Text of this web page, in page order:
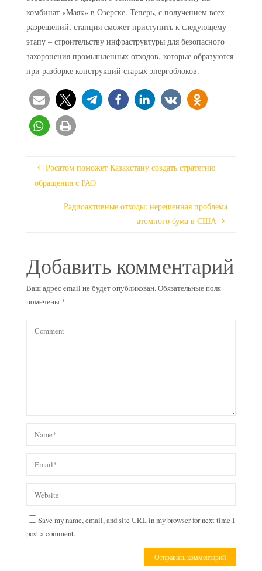
комбинат «Маяк» в Озерске. Теперь, с получением всех
разрешений, станция сможет приступить к следующему
этапу – строительству инфраструктуры для безопасного
захоронения промышленных отходов, которые образуются
при разборке конструкций старых энергоблоков.
Росатом поможет Казахстану создать стратегию
обращения с РАО
Радиоактивные отходы: нерешенная проблема
атомного бума в США
Добавить комментарий
Ваш адрес email не будет опубликован.Обязательные поля
помечены *
Save my name, email, and site URL in my browser for next time I
post a comment.